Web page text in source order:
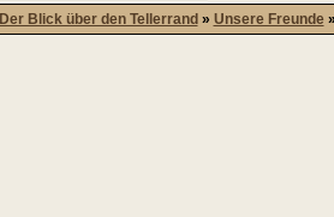
Der Blick über den Tellerrand » Unsere Freunde